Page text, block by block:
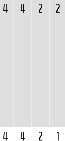
4 4 2 2
4 4 2 1